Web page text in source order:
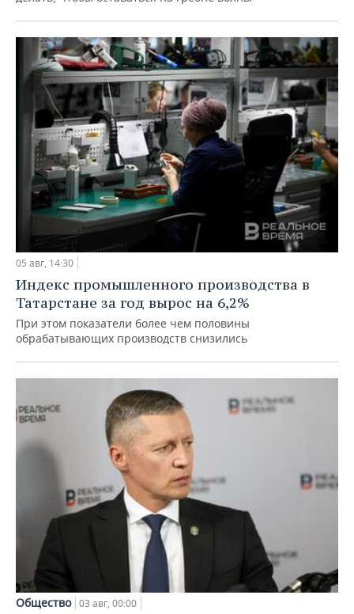
05 авг, 14:30
Индекс промышленного производства в
Татарстане за год вырос на 6,2%
При этом показатели более чем половины
обрабатывающих производств снизились
Общество 03 авг, 00:00